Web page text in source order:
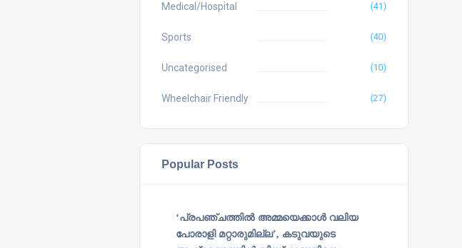
Medical/Hospital (41)
Sports (40)
Uncategorised (10)
Wheelchair Friendly (27)
Popular Posts
‘പ്രപഞ്ചത്തില്‍ അമ്മയെക്കാള്‍ വലിയ
പോരാളി മറ്റാരുമില്ല’, കടുവയുടെ